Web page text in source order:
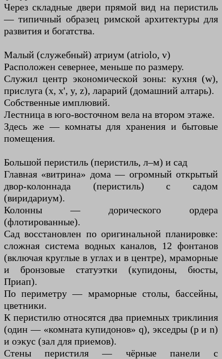
Через складные двери прямой вид на перистиль
— типичный образец римской архитектуры для
развития и богатства.
Малый (служебный) атриум (atriolo, v)
Расположен севернее, меньше по размеру.
Служил центр экономической зоны: кухня (w),
прислуга (x, x', y, z), ларарий (домашний алтарь).
Собственные имплювий.
Лестница в юго-восточном вела на втором этаже.
Здесь же — комнаты для хранения и бытовые
помещения.
Большой перистиль (перистиль, л–м) и сад
Главная «витрина» дома — огромный открытый
двор-колоннада (перистиль) с садом
(виридариум).
Колонны — дорического ордера
(флотированные).
Сад восстановлен по оригинальной планировке:
сложная система водных каналов, 12 фонтанов
(включая круглые в углах и в центре), мраморные
и бронзовые статуэтки (купидоны, бюсты,
Приап).
По периметру — мраморные столы, бассейны,
цветники.
К перистилю относятся два приемных триклиния
(один — «комната купидонов» q), экседры (p и n)
и оэкус (зал для приемов).
Стены перистиля — чёрные панели с